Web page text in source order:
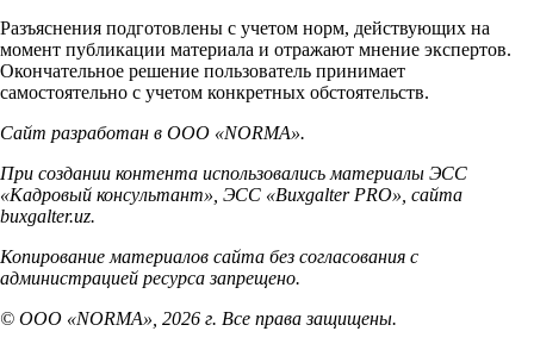
Разъяснения подготовлены с учетом норм, действующих на
момент публикации материала и отражают мнение экспертов.
Окончательное решение пользователь принимает
самостоятельно с учетом конкретных обстоятельств.
Сайт разработан в ООО «NORMA».
При создании контента использовались материалы ЭСС
«Кадровый консультант», ЭСС «Buxgalter PRO», сайта
buxgalter.uz.
Копирование материалов сайта без согласования с
администрацией ресурса запрещено.
© ООО «NORMA», 2026 г. Все права защищены.